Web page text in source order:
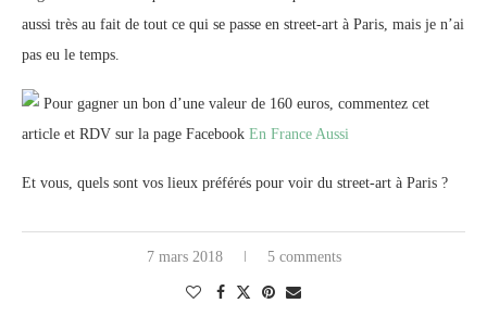
aussi très au fait de tout ce qui se passe en street-art à Paris, mais je n’ai
pas eu le temps.
Pour gagner un bon d’une valeur de 160 euros, commentez cet
article et RDV sur la page Facebook En France Aussi
Et vous, quels sont vos lieux préférés pour voir du street-art à Paris ?
7 mars 2018 5 comments